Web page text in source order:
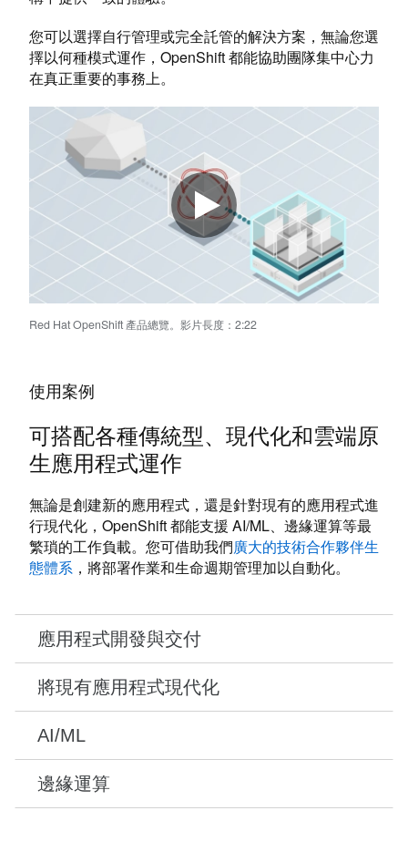
您可以選擇自行管理或完全託管的解決方案，無論您選
擇以何種模式運作，OpenShift 都能協助團隊集中心力
在真正重要的事務上。
Red Hat OpenShift 產品總覽。影片長度：2:22
使用案例
可搭配各種傳統型、現代化和雲端原
生應用程式運作
無論是創建新的應用程式，還是針對現有的應用程式進
行現代化，OpenShift 都能支援 AI/ML、邊緣運算等最
繁瑣的工作負載。您可借助我們廣大的技術合作夥伴生
態體系 ，將部署作業和生命週期管理加以自動化。
應用程式開發與交付
簡化工作流程就能更快投入生產，解決方案包括
Jenkins 管線，以及我們從應用程式碼直達容器的原
始碼到映像檔 (S2I) 技術。
將現有應用程式現代化
將開發、運作和安全團隊整合在單一平台下，讓您
在為現有的應用程式進行現代化的同時，也能加速
AI/ML